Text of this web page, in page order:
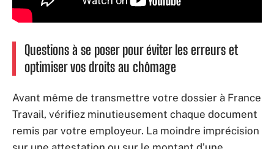
Questions à se poser pour éviter les erreurs et
optimiser vos droits au chômage
Avant même de transmettre votre dossier à France
Travail, vérifiez minutieusement chaque document
remis par votre employeur. La moindre imprécision